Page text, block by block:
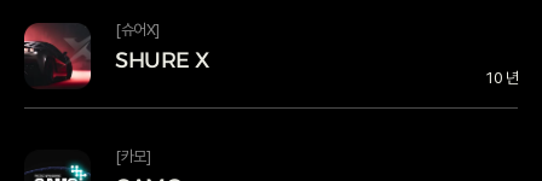
[슈어X]
SHURE X
SHURE X SHURE X
10 년
[카모]